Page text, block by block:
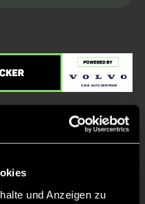
und Anzeigen zu